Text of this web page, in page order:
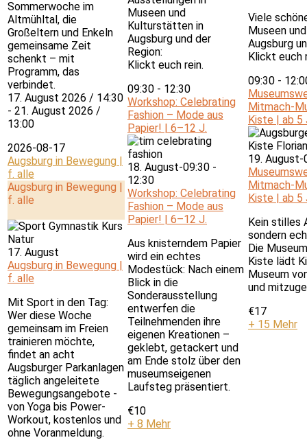
Sommerwoche im
Altmühltal, die
Großeltern und Enkeln
gemeinsame Zeit
schenkt – mit
Programm, das
verbindet.
17. August 2026 / 14:30
- 21. August 2026 /
13:00
2026-08-17
Augsburg in Bewegung |
f. alle
Augsburg in Bewegung |
f. alle
17. August
Augsburg in Bewegung |
f. alle
Mit Sport in den Tag:
Wer diese Woche
gemeinsam im Freien
trainieren möchte,
findet an acht
Augsburger Parkanlagen
täglich angeleitete
Bewegungsangebote -
von Yoga bis Power-
Workout, kostenlos und
ohne Voranmeldung.
Museen und
Kulturstätten in
Augsburg und der
Region:
Klickt euch rein.
09:30 - 12:30
Workshop: Celebrating
Fashion – Mode aus
Papier! | 6–12 J.
18. August-09:30 -
12:30
Workshop: Celebrating
Fashion – Mode aus
Papier! | 6–12 J.
Aus knisterndem Papier
wird ein echtes
Modestück: Nach einem
Blick in die
Sonderausstellung
entwerfen die
Teilnehmenden ihre
eigenen Kreationen –
geklebt, getackert und
am Ende stolz über den
museumseigenen
Laufsteg präsentiert.
€10
+ 8 Mehr
Viele
Museen
Augsburg
Klickt euch
09:30 -
Mitmach-
Kiste | ab 5
19. August-
Mitmach-
Kiste | ab 5
Kein stilles
sondern
Die
Kiste lädt
Museum
und
€17
+ 15 Mehr